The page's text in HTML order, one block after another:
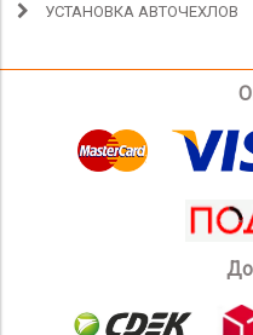
УСТАНОВКА АВТОЧЕХЛОВ